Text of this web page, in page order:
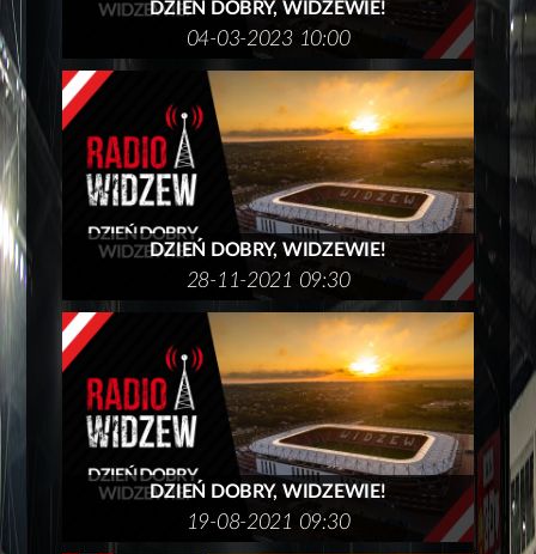
DZIEŃ DOBRY, WIDZEWIE!
04-03-2023 10:00
DZIEŃ DOBRY, WIDZEWIE!
28-11-2021 09:30
DZIEŃ DOBRY, WIDZEWIE!
19-08-2021 09:30